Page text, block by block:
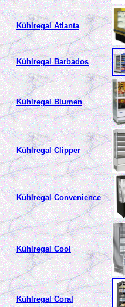
Kühlregal Atlanta
Kühlregal Barbados
Kühlregal Blumen
Kühlregal Clipper
Kühlregal Convenience
Kühlregal Cool
Kühlregal Coral